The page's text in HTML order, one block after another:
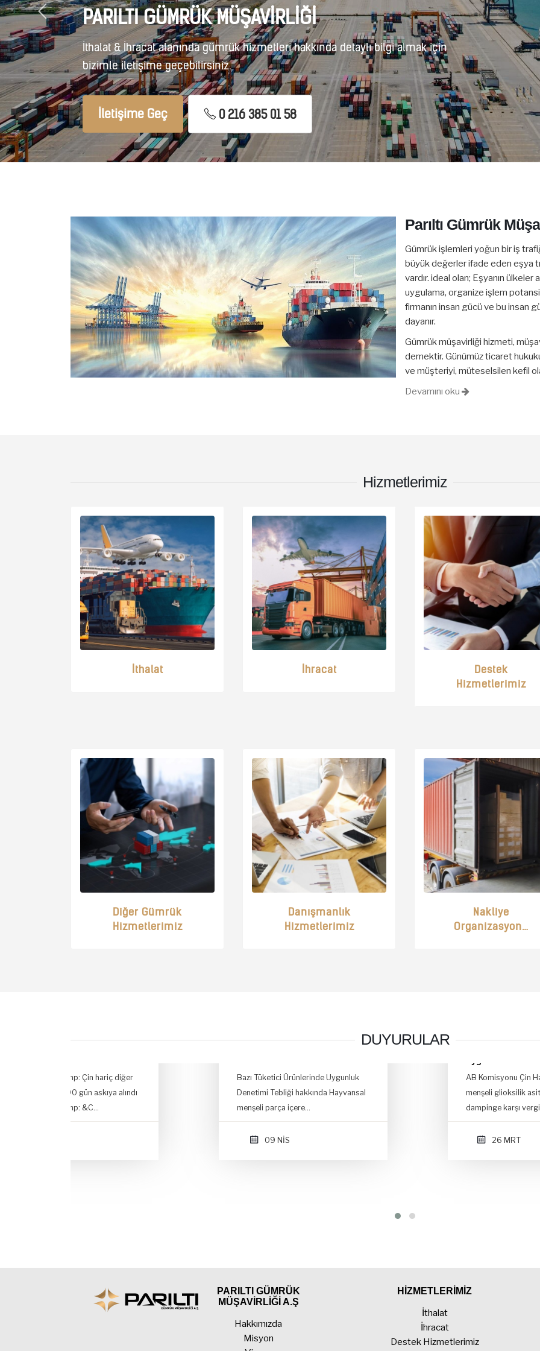
PARILTI GÜMRÜK MÜŞAVİRLİĞİ
İthalat & İhracat alanında gümrük hizmetleri hakkında detaylı bilgi almak için
bizimle iletişime geçebilirsiniz.
İletişime Geç 0 216 385 01 58
Parıltı Gümrük
Gümrük işlemleri yoğun bir iş
büyük değerler ifade eden eşya
vardır. ideal olan; Eşyanın ülkeler
uygulama, organize işlem
firmanın insan gücü ve bu insan
dayanır.
Gümrük müşavirliği hizmeti,
demektir. Günümüz ticaret
ve müşteriyi, müteselsilen kefil
Devamını oku
Hizmetlerimiz
İthalat İhracat
Destek
Hizmetlerimiz
Diğer Gümrük
Hizmetlerimiz
Danışmanlık
Hizmetlerimiz
Nakliye
Organizasyonu
DUYURULAR
Bazı Tüketici Ürünlerinde
Bazı Tüketici Ürünlerinde Uygunluk
Denetimi Tebliği hakkında Hayvansal
Glioksilik asit ithalatına geçici
AB Komisyonu Çin Halk Cumhuriyeti
menşeli glioksilik asit ithalatına geçici
PARILTI GÜMRÜK
MÜŞAVİRLİĞİ A.Ş
Hakkımızda
Misyon
HİZMETLERİMİZ
İthalat
İhracat
Destek Hizmetlerimiz